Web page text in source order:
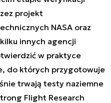
projekt
NASA oraz
innych agencji
w praktyce
do których przygotowuje
trwają testy naziemne
Flight Research